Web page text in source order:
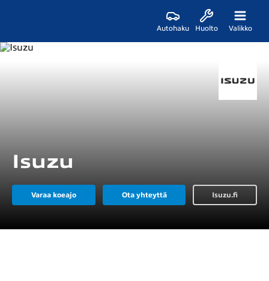
Autohaku Huolto Valikko
Isuzu
Varaa koeajo Ota yhteyttä Isuzu.fi